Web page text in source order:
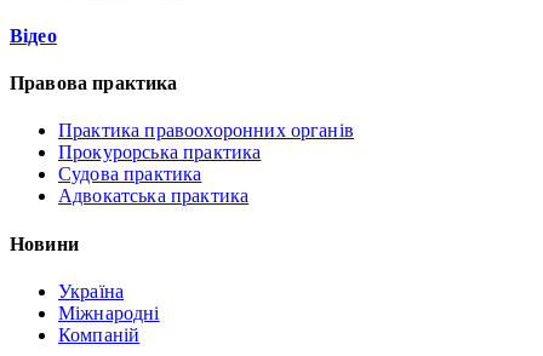
Відео
Правова практика
Практика правоохоронних органів
Прокурорська практика
Судова практика
Адвокатська практика
Новини
Україна
Міжнародні
Компаній